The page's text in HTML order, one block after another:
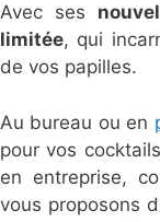
Avec ses
limitée, qui
de vos papilles.
Au bureau ou en
pour vos
en entreprise,
vous proposons